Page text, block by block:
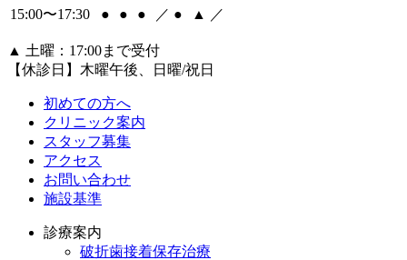
15:00〜17:30
● ● ● ／ ● ▲ ／
▲ 土曜：17:00まで受付
【休診日】木曜午後、日曜/祝日
初めての方へ
クリニック案内
スタッフ募集
アクセス
お問い合わせ
施設基準
診療案内
破折歯接着保存治療